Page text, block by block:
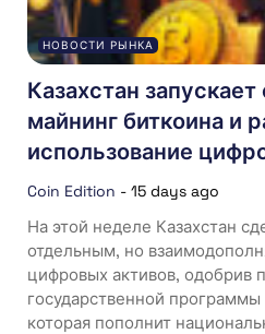
НОВОСТИ РЫНКА
Казахстан
майнинг биткоина и
использование
Coin Edition - 15 days ago
На этой неделе Казахстан
отдельным, но
цифровых активов, одобрив
государственной
которая пополнит